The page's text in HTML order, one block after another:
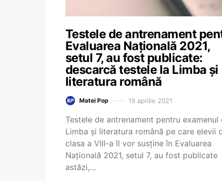
Testele de antrenament
Evaluarea Națională 2021,
setul 7, au fost publicate:
descarcă testele la Limba și
literatura română
Matei Pop 19 aprilie 2021
Testele de antrenament pentru examenul
Limba și literatura română pe care elevii
clasa a VIII-a îl vor susține în Evaluarea
Națională 2021, setul 7, au fost publicate
astăzi,…